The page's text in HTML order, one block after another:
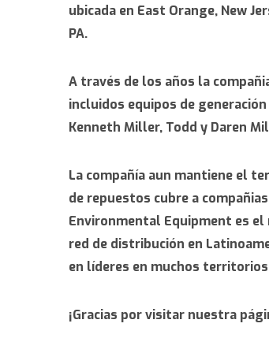
ubicada en East Orange, New
PA.
A través de los años la
incluidos equipos de
Kenneth Miller, Todd y Daren
La compañía aun mantiene el
de repuestos cubre a
Environmental Equipment es
red de distribución en
en líderes en muchos
¡Gracias por visitar nuestra